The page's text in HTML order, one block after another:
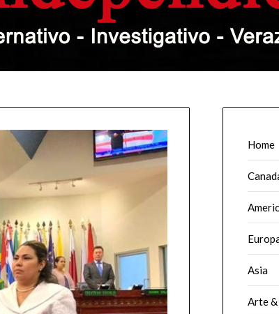
Home
Asia
Arte